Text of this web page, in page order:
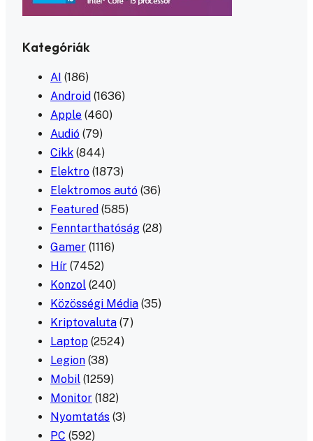
Kategóriák
AI (186)
Android (1636)
Apple (460)
Audió (79)
Cikk (844)
Elektro (1873)
Elektromos autó (36)
Featured (585)
Fenntarthatóság (28)
Gamer (1116)
Hír (7452)
Konzol (240)
Közösségi Média (35)
Kriptovaluta (7)
Laptop (2524)
Legion (38)
Mobil (1259)
Monitor (182)
Nyomtatás (3)
PC (592)